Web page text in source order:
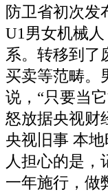
防卫省初次发
U1男女机械
系。转移到了
买卖等范畴。
说，“只要当
怒放据央视财
央视旧事 本
人担心的是，
一年施行，做